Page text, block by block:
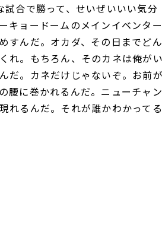
合で勝って、せいぜいいい気分
キョードームのメインイベンター
すんだ。オカダ、その日までどん
れ。もちろん、そのカネは俺が
だ。カネだけじゃないぞ。お前
腰に巻かれるんだ。ニューチャン
れるんだ。それが誰かわかってる